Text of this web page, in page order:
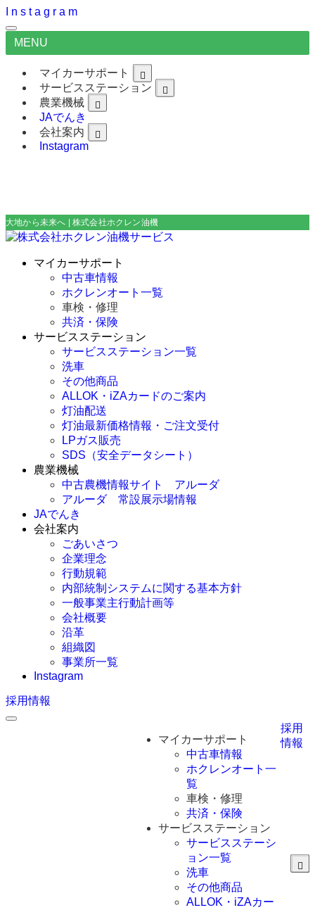
n s t a g r a m
MENU
マイカーサポート
サービスステーション
農業機械
JAでんき
会社案内
Instagram
大地から未来へ | 株式会社ホクレン油機サービス
マイカーサポート
中古車情報
ホクレンオート一覧
車検・修理
共済・保険
サービスステーション
サービスステーション一覧
洗車
その他商品
ALLOK・iZAカードのご案内
灯油配送
灯油最新価格情報・ご注文受付
LPガス販売
SDS（安全データシート）
農業機械
中古農機情報サイト アルーダ
アルーダ 常設展示場情報
JAでんき
会社案内
ごあいさつ
企業理念
行動規範
内部統制システムに関する基本方針
一般事業主行動計画等
会社概要
沿革
組織図
事業所一覧
Instagram
採用情報
マイカーサポート
中古車情報
ホクレンオート一
覧
車検・修理
共済・保険
サービスステーション
サービスステーシ
ョン一覧
洗車
その他商品
ALLOK・iZAカー
採用
情報